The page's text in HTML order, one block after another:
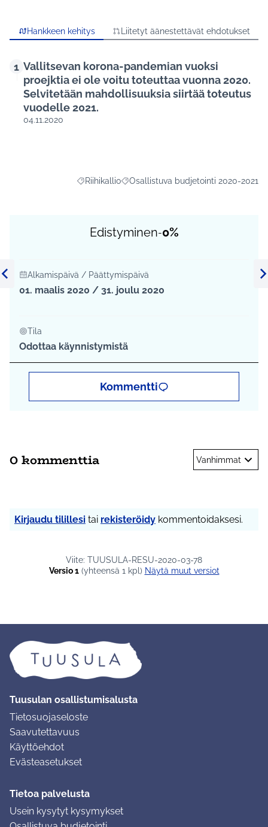
kohde
Hankkeen kehitys Liitetyt äänestettävät ehdotukset
1 Vallitsevan korona-pandemian vuoksi
proejktia ei ole voitu toteuttaa vuonna 2020.
Selvitetään mahdollisuuksia siirtää toteutus
vuodelle 2021.
04.11.2020
Rajaa tulokset aihepiirin mukaan: Riihikallio
RiihikallioRajaa tulokset teeman mukaan:
Osallistuva budjetointi 2020-2021
Edistyminen-0%
Alkamispäivä / Päättymispäivä
01. maalis 2020 / 31. joulu 2020
Tila
Odottaa käynnistymistä
Kommentti
0 kommenttia Vanhimmat
Kirjaudu tilillesi tai rekisteröidy kommentoidaksesi.
Viite: TUUSULA-RESU-2020-03-78
Versio 1(yhteensä 1 kpl) näytä muut versiot
Tuusulan osallistumisalusta
Tietosuojaseloste
Saavutettavuus
Käyttöehdot
Evästeasetukset
Tietoa palvelusta
Usein kysytyt kysymykset